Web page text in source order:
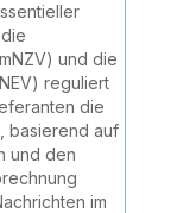
und die
reguliert
die
basierend auf
und den
im